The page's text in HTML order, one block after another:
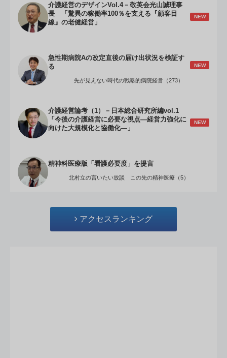
介護経営のデザインVol.4－敬英会光山誠理事
長 「驚異の稼働率100％を支える『顧客目
線』の老健経営」
NEW
急性期病院Aの改定直後の届け出状況を検証す
る
NEW
先が見えない時代の戦略的病院経営（273）
介護経営論考（1）－日本総合研究所編vol.1
「今後の介護経営に必要な視点―経営力強化に
向けた大規模化と協働化―」
NEW
精神科医療版「看護必要度」を提言
北村立の言いたい放談 この先の精神医療（5）
アクセスランキング